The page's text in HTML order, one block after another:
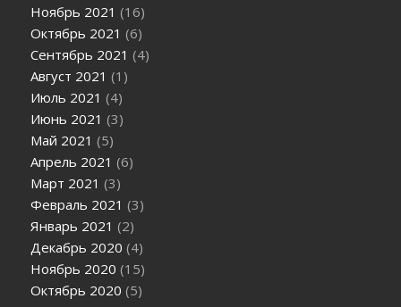
Ноябрь 2021 (16)
Октябрь 2021 (6)
Сентябрь 2021 (4)
Август 2021 (1)
Июль 2021 (4)
Июнь 2021 (3)
Май 2021 (5)
Апрель 2021 (6)
Март 2021 (3)
Февраль 2021 (3)
Январь 2021 (2)
Декабрь 2020 (4)
Ноябрь 2020 (15)
Октябрь 2020 (5)